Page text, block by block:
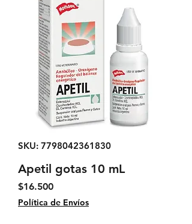
SKU: 7798042361830
Apetil gotas 10 mL
$16.500Precio
Política de Envíos